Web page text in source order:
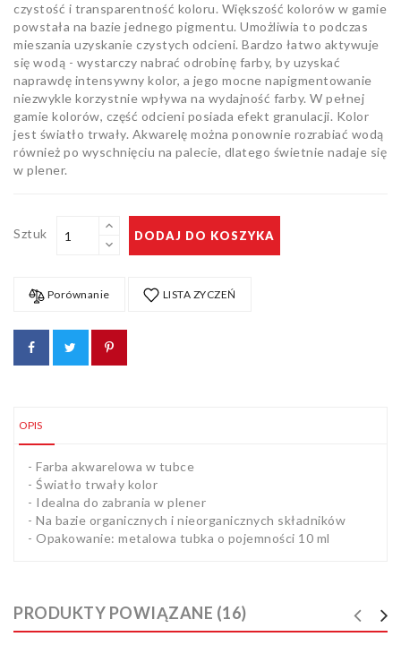
Zestawy
upominkowe
i artystyczne
Masy
plastyczne
Flamastry,
markery i
zakreślacze
Linijki,
ekierki,
Artykuły
czystość i transparentność koloru. Większość kolorów w gamie
powstała na bazie jednego pigmentu. Umożliwia to podczas
mieszania uzyskanie czystych odcieni. Bardzo łatwo aktywuje
się wodą - wystarczy nabrać odrobinę farby, by uzyskać
naprawdę intensywny kolor, a jego mocne napigmentowanie
niezwykle korzystnie wpływa na wydajność farby. W pełnej
gamie kolorów, część odcieni posiada efekt granulacji. Kolor
jest światło trwały. Akwarelę można ponownie rozrabiać wodą
również po wyschnięciu na palecie, dlatego świetnie nadaje się
w plener.
Sztuk DODAJ DO KOSZYKA
Porównanie LISTA ZYCZEŃ
OPIS
- Farba akwarelowa w tubce
- Światło trwały kolor
- Idealna do zabrania w plener
- Na bazie organicznych i nieorganicznych składników
- Opakowanie: metalowa tubka o pojemności 10 ml
PRODUKTY POWIĄZANE (16)